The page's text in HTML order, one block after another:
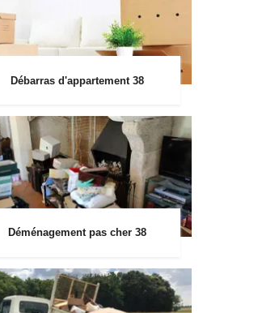
Débarras d'appartement 38
Déménagement pas cher 38